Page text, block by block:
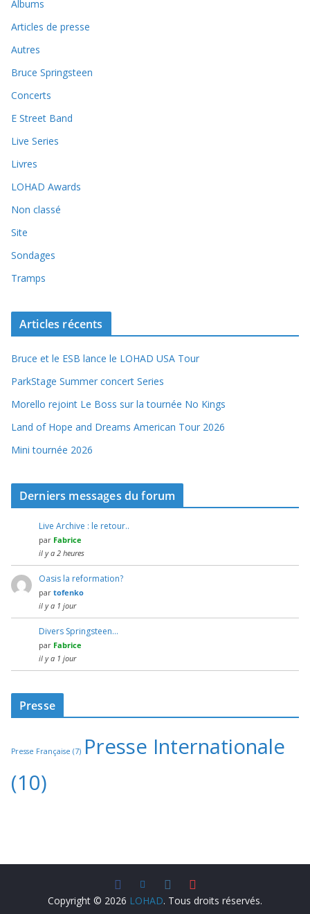
Albums
Articles de presse
Autres
Bruce Springsteen
Concerts
E Street Band
Live Series
Livres
LOHAD Awards
Non classé
Site
Sondages
Tramps
Articles récents
Bruce et le ESB lance le LOHAD USA Tour
ParkStage Summer concert Series
Morello rejoint Le Boss sur la tournée No Kings
Land of Hope and Dreams American Tour 2026
Mini tournée 2026
Derniers messages du forum
Live Archive : le retour..
par Fabrice
il y a 2 heures
Oasis la reformation?
par tofenko
il y a 1 jour
Divers Springsteen…
par Fabrice
il y a 1 jour
Presse
Presse Française (7) Presse Internationale
(10)
Copyright © 2026 LOHAD. Tous droits réservés.